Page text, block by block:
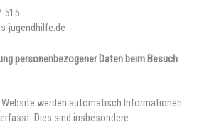
515
jugendhilfe.de
personenbezogener Daten beim Besuch
werden automatisch Informationen
Dies sind insbesondere: